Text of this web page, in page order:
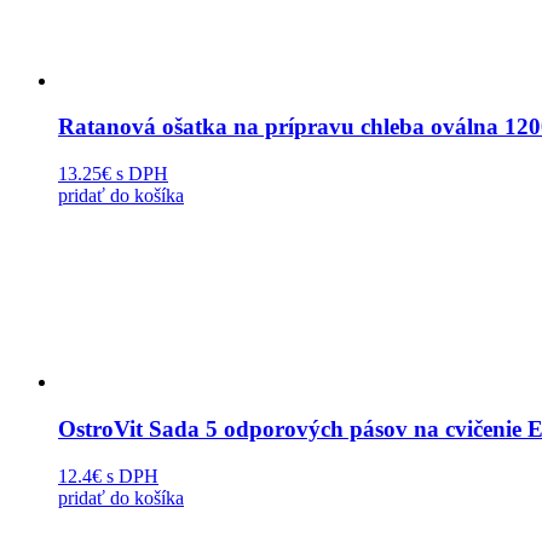
Ratanová ošatka na prípravu chleba oválna
13.25€ s DPH
pridať do košíka
OstroVit Sada 5 odporových pásov na cvičenie
12.4€ s DPH
pridať do košíka